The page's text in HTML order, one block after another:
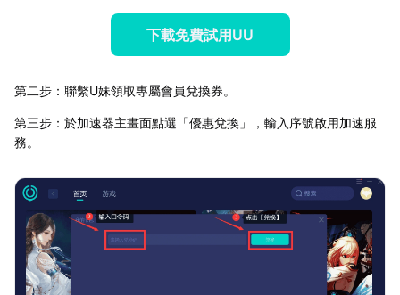
下載免費試用UU
第二步：聯繫U妹領取專屬會員兌換券。
第三步：於加速器主畫面點選「優惠兌換」，輸入序號啟用加速服
務。